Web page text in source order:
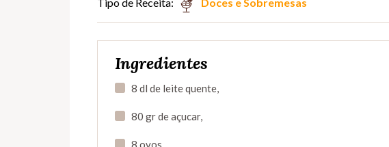
Tipo de Receita: Doces e Sobremesas
Ingredientes
8 dl de leite quente,
80 gr de açucar,
8 ovos,